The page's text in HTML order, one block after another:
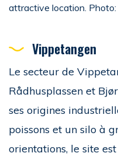
attractive location. Photo:
Vippetangen
Le secteur de
Rådhusplassen et
ses origines
poissons et un silo à
orientations, le site